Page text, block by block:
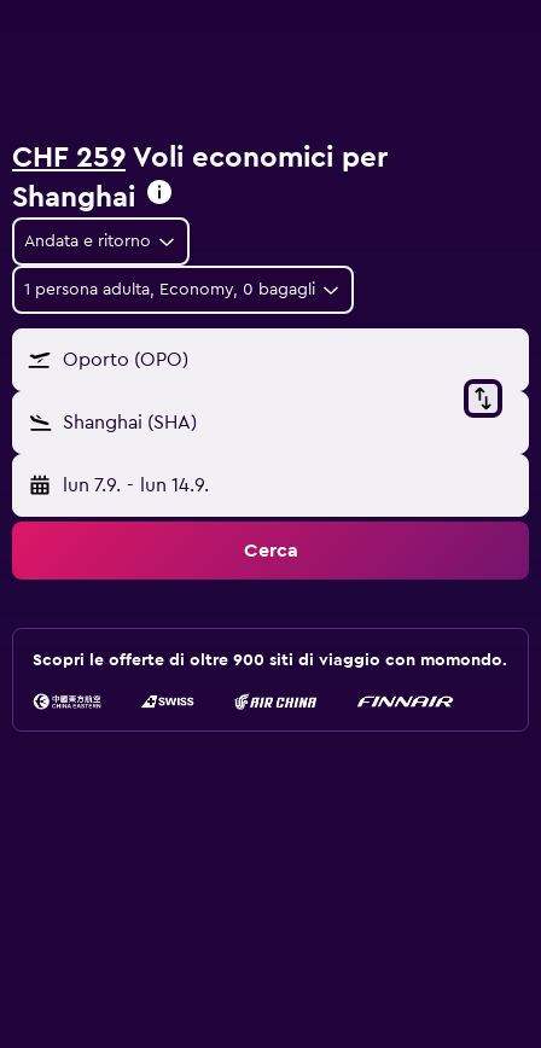
CHF 259 Voli economici per
Shanghai
Andata e ritorno
1 persona adulta, Economy, 0 bagagli
Oporto (OPO)
Shanghai (SHA)
lun 7.9. - lun 14.9.
Cerca
Scopri le offerte di oltre 900 siti di viaggio con momondo.